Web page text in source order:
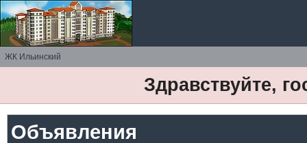
ЖК Ильинский
Здравствуйте,
Объявления